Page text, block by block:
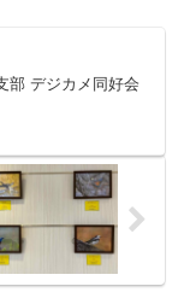
部 デジカメ同好会